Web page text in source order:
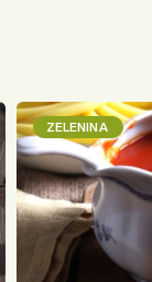
ZELENINA